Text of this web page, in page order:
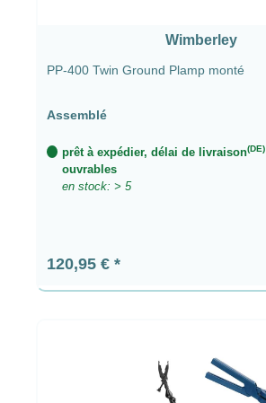
Wimberley
PP-400 Twin Ground Plamp monté
Assemblé
prêt à expédier, délai de livraison(DE)
ouvrables
en stock: > 5
Prix régulier :
120,95 €